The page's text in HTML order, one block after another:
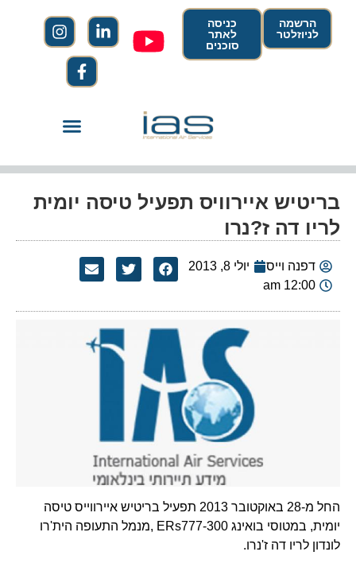
הרשמה
לניוזלטר
כניסה
לאתר
סוכנים
בריטיש איירוויס תפעיל טיסה יומית
לריו דה ז?נרו
דפנה וייס
יולי 8, 2013
12:00 am
החל מ-28 באוקטובר 2013 תפעיל בריטיש איירווייס טיסה
יומית, במטוסי בואינג ERs777-300 ,מנמל התעופה הית'רו
לונדון לריו דה ז'נרו.